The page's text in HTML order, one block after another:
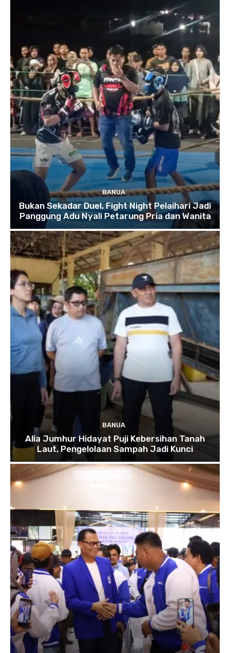
BANUA
Bukan Sekadar Duel, Fight Night Pelaihari Jadi
Panggung Adu Nyali Petarung Pria dan Wanita
BANUA
Alia Jumhur Hidayat Puji Kebersihan Tanah
Laut, Pengelolaan Sampah Jadi Kunci